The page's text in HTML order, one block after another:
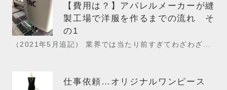
【費用は？】アパレルメーカーが縫
製工場で洋服を作るまでの流れ そ
の1
（2021年5月追記） 業界では当たり前すぎてわざわざ...
仕事依頼…オリジナルワンピース